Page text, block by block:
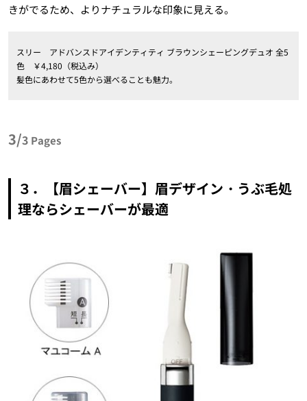
きがでるため、よりナチュラルな印象に見える。
スリー アドバンスドアイデンティティ ブラウンシェーピングデュオ 全5
色 ￥4,180（税込み）
髪色にあわせて5色から選べることも魅力。
3/3 Pages
３．【眉シェーバー】眉デザイン・うぶ毛処
理ならシェーバーが最適